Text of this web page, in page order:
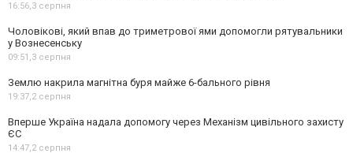
16:56,3 серпня
Чоловікові, який впав до триметрової ями допомогли рятувальники
у Вознесенську
09:51,3 серпня
Землю накрила магнітна буря майже 6-бального рівня
19:37,2 серпня
Вперше Україна надала допомогу через Механізм цивільного захисту
ЄС
14:47,2 серпня